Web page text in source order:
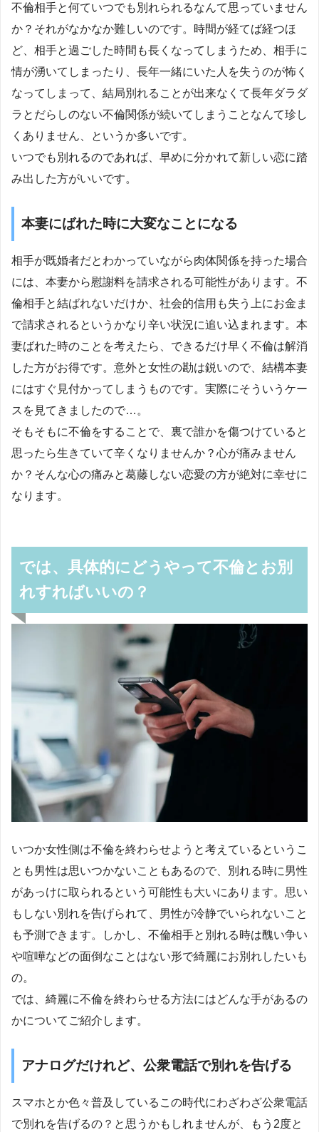
不倫相手と何ていつでも別れられるなんて思っていません
か？それがなかなか難しいのです。時間が経てば経つほ
ど、相手と過ごした時間も長くなってしまうため、相手に
情が湧いてしまったり、長年一緒にいた人を失うのが怖く
なってしまって、結局別れることが出来なくて長年ダラダ
ラとだらしのない不倫関係が続いてしまうことなんて珍し
くありません、というか多いです。
いつでも別れるのであれば、早めに分かれて新しい恋に踏
み出した方がいいです。
本妻にばれた時に大変なことになる
相手が既婚者だとわかっていながら肉体関係を持った場合
には、本妻から慰謝料を請求される可能性があります。不
倫相手と結ばれないだけか、社会的信用も失う上にお金ま
で請求されるというかなり辛い状況に追い込まれます。本
妻ばれた時のことを考えたら、できるだけ早く不倫は解消
した方がお得です。意外と女性の勘は鋭いので、結構本妻
にはすぐ見付かってしまうものです。実際にそういうケー
スを見てきましたので…。
そもそもに不倫をすることで、裏で誰かを傷つけていると
思ったら生きていて辛くなりませんか？心が痛みません
か？そんな心の痛みと葛藤しない恋愛の方が絶対に幸せに
なります。
では、具体的にどうやって不倫とお別
れすればいいの？
いつか女性側は不倫を終わらせようと考えているというこ
とも男性は思いつかないこともあるので、別れる時に男性
があっけに取られるという可能性も大いにあります。思い
もしない別れを告げられて、男性が冷静でいられないこと
も予測できます。しかし、不倫相手と別れる時は醜い争い
や喧嘩などの面倒なことはない形で綺麗にお別れしたいも
の。
では、綺麗に不倫を終わらせる方法にはどんな手があるの
かについてご紹介します。
アナログだけれど、公衆電話で別れを告げる
スマホとか色々普及しているこの時代にわざわざ公衆電話
で別れを告げるの？と思うかもしれませんが、もう2度と